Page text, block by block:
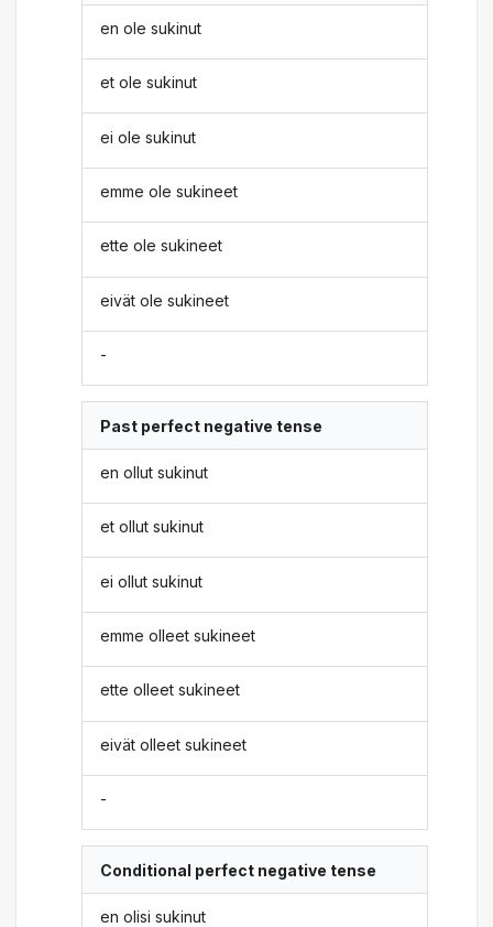
en ole sukinut
et ole sukinut
ei ole sukinut
emme ole sukineet
ette ole sukineet
eivät ole sukineet
-
Past perfect negative tense
en ollut sukinut
et ollut sukinut
ei ollut sukinut
emme olleet sukineet
ette olleet sukineet
eivät olleet sukineet
-
Conditional perfect negative tense
en olisi sukinut